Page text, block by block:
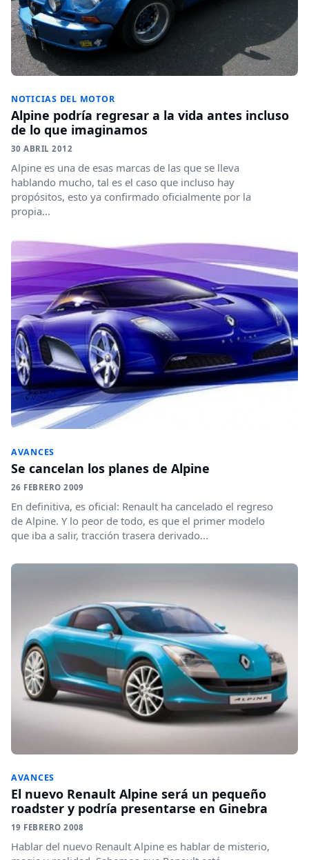
NOTICIAS DEL MOTOR
Alpine podría regresar a la vida antes incluso
de lo que imaginamos
30 ABRIL 2012
Alpine es una de esas marcas de las que se lleva
hablando mucho, tal es el caso que incluso hay
propósitos, esto ya confirmado oficialmente por la
propia...
AVANCES
Se cancelan los planes de Alpine
26 FEBRERO 2009
En definitiva, es oficial: Renault ha cancelado el regreso
de Alpine. Y lo peor de todo, es que el primer modelo
que iba a salir, tracción trasera derivado...
AVANCES
El nuevo Renault Alpine será un pequeño
roadster y podría presentarse en Ginebra
19 FEBRERO 2008
Hablar del nuevo Renault Alpine es hablar de misterio,